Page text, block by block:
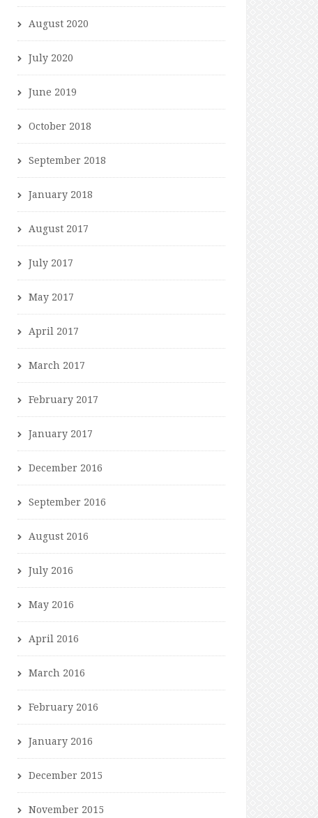
August 2020
July 2020
June 2019
October 2018
September 2018
January 2018
August 2017
July 2017
May 2017
April 2017
March 2017
February 2017
January 2017
December 2016
September 2016
August 2016
July 2016
May 2016
April 2016
March 2016
February 2016
January 2016
December 2015
November 2015